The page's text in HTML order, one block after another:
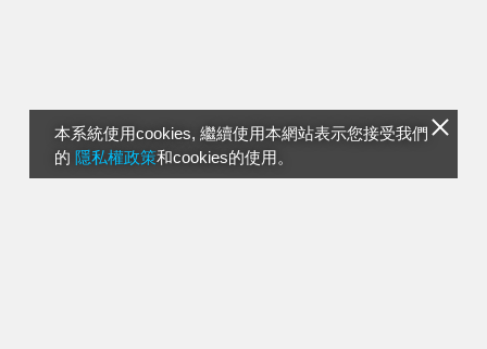
本系統使用cookies, 繼續使用本網站表示您接受我們
的 隱私權政策和cookies的使用。